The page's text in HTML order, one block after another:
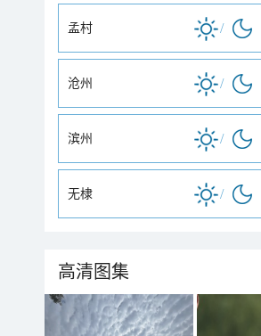
孟村 /
沧州 /
滨州 /
无棣 /
高清图集